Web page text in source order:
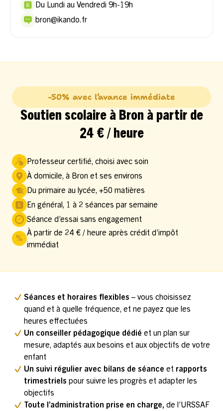
Du Lundi au Vendredi 9h-19h
bron@ikando.fr
-50% avec l’avance immédiate
Soutien scolaire à Bron à partir de
24 € / heure
Professeur certifié, choisi avec soin
À domicile, à Bron et ses environs
Du primaire au lycée, +50 matières
En général, 1 à 2 séances par semaine
Séance d’essai sans engagement
À partir de 24 € / heure après crédit d’impôt
immédiat
Séances et horaires flexibles – vous choisissez
quand et à quelle fréquence, et ne payez que les
heures effectuées
Un conseiller pédagogique dédié et un plan sur
mesure, adaptés aux besoins et aux objectifs de votre
enfant
Un suivi régulier avec bilans de séance et rapports
trimestriels pour suivre les progrès et adapter les
objectifs
Toute l’administration prise en charge, de l’URSSAF